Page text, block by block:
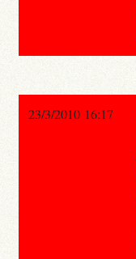
23/3/2010 16:17